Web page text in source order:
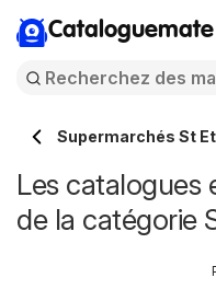
Cataloguemate
Supermarchés St
Les catalogues
de la catégorie